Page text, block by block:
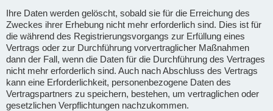
Ihre Daten werden gelöscht, sobald sie für die Erreichung des
Zweckes ihrer Erhebung nicht mehr erforderlich sind. Dies ist für
die während des Registrierungsvorgangs zur Erfüllung eines
Vertrags oder zur Durchführung vorvertraglicher Maßnahmen
dann der Fall, wenn die Daten für die Durchführung des Vertrages
nicht mehr erforderlich sind. Auch nach Abschluss des Vertrags
kann eine Erforderlichkeit, personenbezogene Daten des
Vertragspartners zu speichern, bestehen, um vertraglichen oder
gesetzlichen Verpflichtungen nachzukommen.